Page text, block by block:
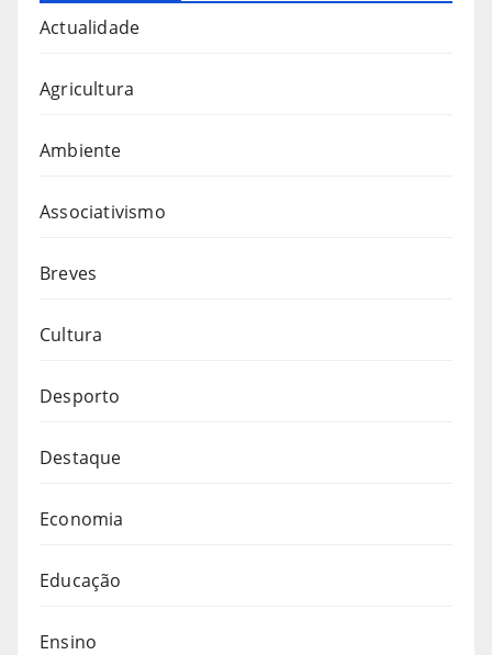
Actualidade
Agricultura
Ambiente
Associativismo
Breves
Cultura
Desporto
Destaque
Economia
Educação
Ensino